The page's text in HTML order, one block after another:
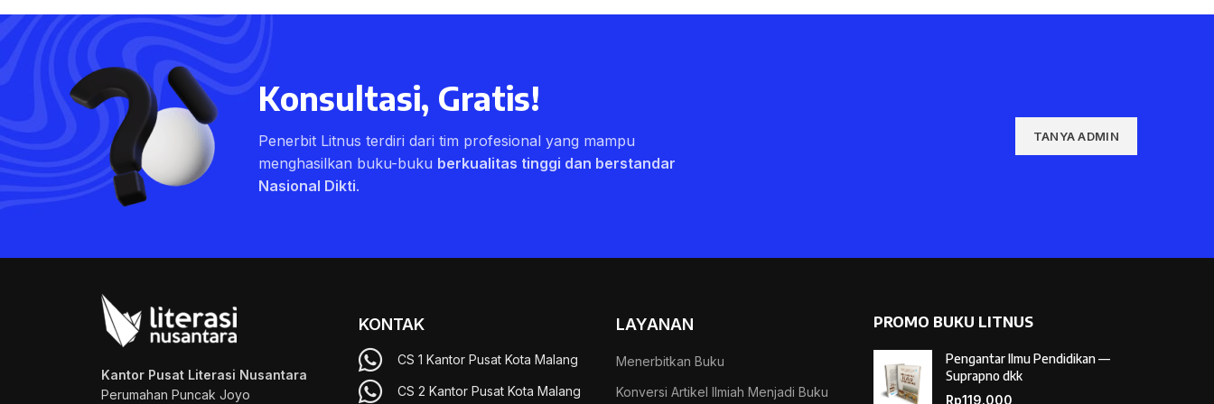
Konsultasi, Gratis!
Penerbit Litnus terdiri dari tim profesional yang mampu
menghasilkan buku-buku berkualitas tinggi dan berstandar
Nasional Dikti.
TANYA ADMIN
Kantor Pusat Literasi Nusantara
Perumahan Puncak Joyo
KONTAK
CS 1 Kantor Pusat Kota Malang
CS 2 Kantor Pusat Kota Malang
LAYANAN
Menerbitkan Buku
Konversi Artikel Ilmiah Menjadi Buku
PROMO BUKU LITNUS
Pengantar Ilmu Pendidikan —
Suprapno dkk
Rp119.000